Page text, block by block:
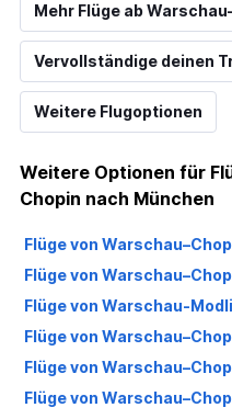
Mehr Flüge ab
Vervollständige deinen
Weitere Flugoptionen
Weitere Optionen für
Chopin nach München
Flüge von
Flüge von
Flüge von Warschau-
Flüge von
Flüge von
Flüge von